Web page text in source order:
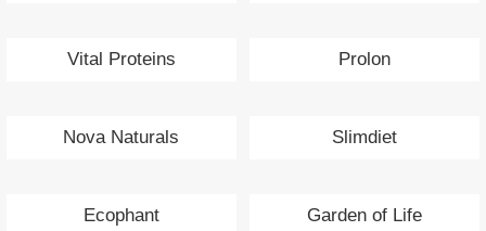
Vital Proteins Prolon
Nova Naturals Slimdiet
Ecophant Garden of Life